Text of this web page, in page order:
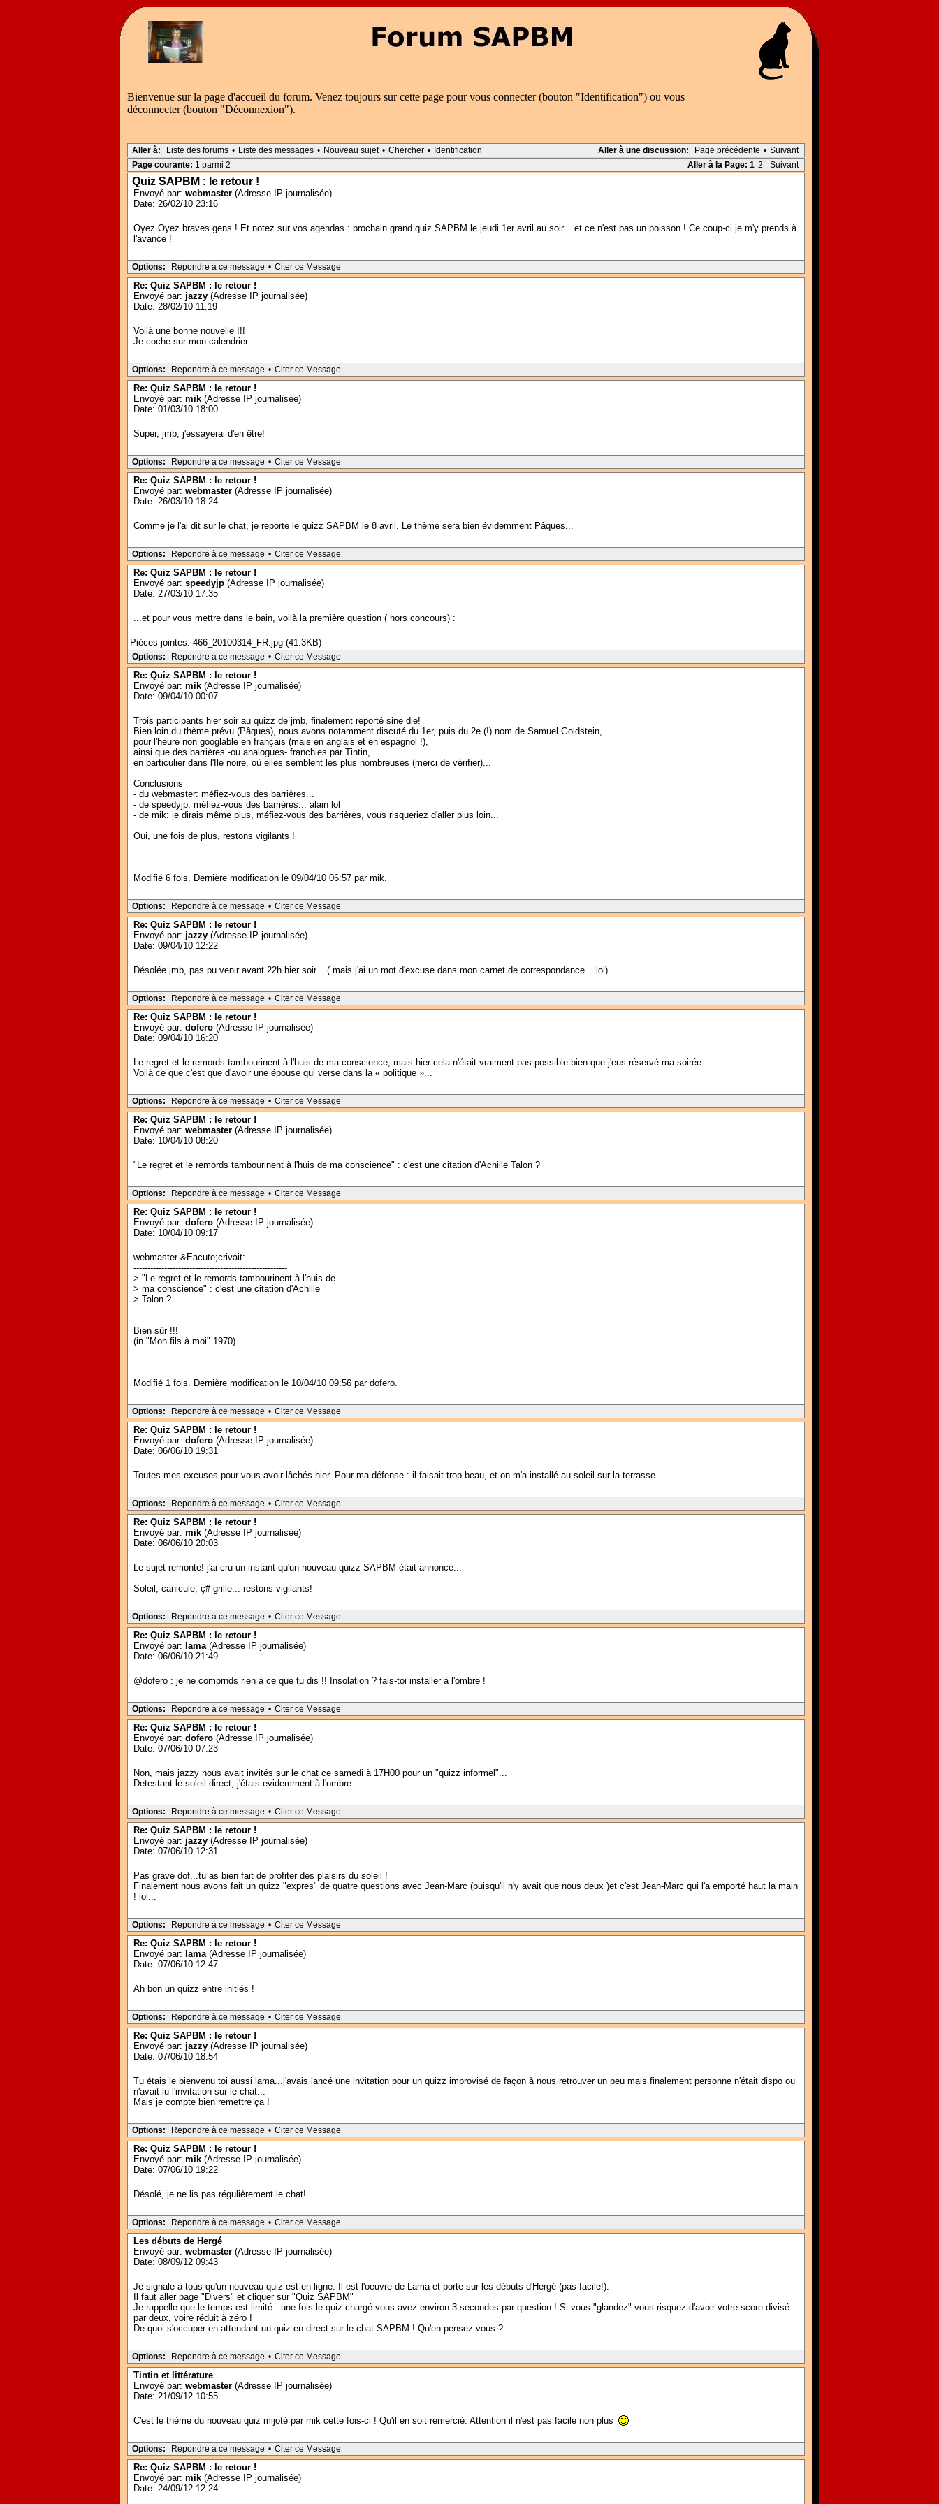
Bienvenue sur la page d'accueil du forum. Venez toujours sur cette page pour vous connecter (bouton "Identification") ou vous
déconnecter (bouton "Déconnexion").
Aller à une discussion: Page précédente • Suivant
Aller à: Liste des forums • Liste des messages • Nouveau sujet • Chercher • Identification
Aller à la Page: 1 2 Suivant
Page courante: 1 parmi 2
Quiz SAPBM : le retour !
Envoyé par: webmaster (Adresse IP journalisée)
Date: 26/02/10 23:16
Oyez Oyez braves gens ! Et notez sur vos agendas : prochain grand quiz SAPBM le jeudi 1er avril au soir... et ce n'est pas un poisson ! Ce coup-ci je m'y prends à
l'avance !
Options: Repondre à ce message • Citer ce Message
Re: Quiz SAPBM : le retour !
Envoyé par: jazzy (Adresse IP journalisée)
Date: 28/02/10 11:19
Voilà une bonne nouvelle !!!
Je coche sur mon calendrier...
Options: Repondre à ce message • Citer ce Message
Re: Quiz SAPBM : le retour !
Envoyé par: mik (Adresse IP journalisée)
Date: 01/03/10 18:00
Super, jmb, j'essayerai d'en être!
Options: Repondre à ce message • Citer ce Message
Re: Quiz SAPBM : le retour !
Envoyé par: webmaster (Adresse IP journalisée)
Date: 26/03/10 18:24
Comme je l'ai dit sur le chat, je reporte le quizz SAPBM le 8 avril. Le thème sera bien évidemment Pâques...
Options: Repondre à ce message • Citer ce Message
Re: Quiz SAPBM : le retour !
Envoyé par: speedyjp (Adresse IP journalisée)
Date: 27/03/10 17:35
...et pour vous mettre dans le bain, voilà la première question ( hors concours) :
Pièces jointes: 466_20100314_FR.jpg (41.3KB)
Options: Repondre à ce message • Citer ce Message
Re: Quiz SAPBM : le retour !
Envoyé par: mik (Adresse IP journalisée)
Date: 09/04/10 00:07
Trois participants hier soir au quizz de jmb, finalement reporté sine die!
Bien loin du thème prévu (Pâques), nous avons notamment discuté du 1er, puis du 2e (!) nom de Samuel Goldstein,
pour l'heure non googlable en français (mais en anglais et en espagnol !),
ainsi que des barrières -ou analogues- franchies par Tintin,
en particulier dans l'Ile noire, où elles semblent les plus nombreuses (merci de vérifier)...
Conclusions
- du webmaster: méfiez-vous des barrières...
- de speedyjp: méfiez-vous des barrières... alain lol
- de mik: je dirais même plus, méfiez-vous des barrières, vous risqueriez d'aller plus loin...
Oui, une fois de plus, restons vigilants !
Modifié 6 fois. Dernière modification le 09/04/10 06:57 par mik.
Options: Repondre à ce message • Citer ce Message
Re: Quiz SAPBM : le retour !
Envoyé par: jazzy (Adresse IP journalisée)
Date: 09/04/10 12:22
Désolée jmb, pas pu venir avant 22h hier soir... ( mais j'ai un mot d'excuse dans mon carnet de correspondance ...lol)
Options: Repondre à ce message • Citer ce Message
Re: Quiz SAPBM : le retour !
Envoyé par: dofero (Adresse IP journalisée)
Date: 09/04/10 16:20
Le regret et le remords tambourinent à l'huis de ma conscience, mais hier cela n'était vraiment pas possible bien que j'eus réservé ma soirée...
Voilà ce que c'est que d'avoir une épouse qui verse dans la « politique »...
Options: Repondre à ce message • Citer ce Message
Re: Quiz SAPBM : le retour !
Envoyé par: webmaster (Adresse IP journalisée)
Date: 10/04/10 08:20
"Le regret et le remords tambourinent à l'huis de ma conscience" : c'est une citation d'Achille Talon ?
Options: Repondre à ce message • Citer ce Message
Re: Quiz SAPBM : le retour !
Envoyé par: dofero (Adresse IP journalisée)
Date: 10/04/10 09:17
webmaster &Eacute;crivait:
-------------------------------------------------------
> "Le regret et le remords tambourinent à l'huis de
> ma conscience" : c'est une citation d'Achille
> Talon ?
Bien sûr !!!
(in "Mon fils à moi" 1970)
Modifié 1 fois. Dernière modification le 10/04/10 09:56 par dofero.
Options: Repondre à ce message • Citer ce Message
Re: Quiz SAPBM : le retour !
Envoyé par: dofero (Adresse IP journalisée)
Date: 06/06/10 19:31
Toutes mes excuses pour vous avoir lâchés hier. Pour ma défense : il faisait trop beau, et on m'a installé au soleil sur la terrasse...
Options: Repondre à ce message • Citer ce Message
Re: Quiz SAPBM : le retour !
Envoyé par: mik (Adresse IP journalisée)
Date: 06/06/10 20:03
Le sujet remonte! j'ai cru un instant qu'un nouveau quizz SAPBM était annoncé...
Soleil, canicule, ç# grille... restons vigilants!
Options: Repondre à ce message • Citer ce Message
Re: Quiz SAPBM : le retour !
Envoyé par: lama(Adresse IP journalisée)
Date: 06/06/10 21:49
@dofero : je ne comprnds rien à ce que tu dis !! Insolation ? fais-toi installer à l'ombre !
Options: Repondre à ce message • Citer ce Message
Re: Quiz SAPBM : le retour !
Envoyé par: dofero (Adresse IP journalisée)
Date: 07/06/10 07:23
Non, mais jazzy nous avait invités sur le chat ce samedi à 17H00 pour un "quizz informel"...
Detestant le soleil direct, j'étais evidemment à l'ombre...
Options: Repondre à ce message • Citer ce Message
Re: Quiz SAPBM : le retour !
Envoyé par: jazzy (Adresse IP journalisée)
Date: 07/06/10 12:31
Pas grave dof...tu as bien fait de profiter des plaisirs du soleil !
Finalement nous avons fait un quizz "expres" de quatre questions avec Jean-Marc (puisqu'il n'y avait que nous deux )et c'est Jean-Marc qui l'a emporté haut la main
! lol...
Options: Repondre à ce message • Citer ce Message
Re: Quiz SAPBM : le retour !
Envoyé par: lama(Adresse IP journalisée)
Date: 07/06/10 12:47
Ah bon un quizz entre initiés !
Options: Repondre à ce message • Citer ce Message
Re: Quiz SAPBM : le retour !
Envoyé par: jazzy (Adresse IP journalisée)
Date: 07/06/10 18:54
Tu étais le bienvenu toi aussi lama...j'avais lancé une invitation pour un quizz improvisé de façon à nous retrouver un peu mais finalement personne n'était dispo ou
n'avait lu l'invitation sur le chat...
Mais je compte bien remettre ça !
Options: Repondre à ce message • Citer ce Message
Re: Quiz SAPBM : le retour !
Envoyé par: mik (Adresse IP journalisée)
Date: 07/06/10 19:22
Désolé, je ne lis pas régulièrement le chat!
Options: Repondre à ce message • Citer ce Message
Les débuts de Hergé
Envoyé par: webmaster (Adresse IP journalisée)
Date: 08/09/12 09:43
Je signale à tous qu'un nouveau quiz est en ligne. Il est l'oeuvre de Lama et porte sur les débuts d'Hergé (pas facile!).
Il faut aller page "Divers" et cliquer sur "Quiz SAPBM"
Je rappelle que le temps est limité : une fois le quiz chargé vous avez environ 3 secondes par question ! Si vous "glandez" vous risquez d'avoir votre score divisé
par deux, voire réduit à zéro !
De quoi s'occuper en attendant un quiz en direct sur le chat SAPBM ! Qu'en pensez-vous ?
Options: Repondre à ce message • Citer ce Message
Tintin et littérature
Envoyé par: webmaster (Adresse IP journalisée)
Date: 21/09/12 10:55
C'est le thème du nouveau quiz mijoté par mik cette fois-ci ! Qu'il en soit remercié. Attention il n'est pas facile non plus
Options: Repondre à ce message • Citer ce Message
Re: Quiz SAPBM : le retour !
Envoyé par: mik (Adresse IP journalisée)
Date: 24/09/12 12:24